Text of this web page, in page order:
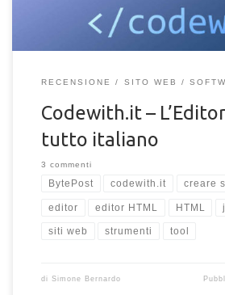
RECENSIONE SITO WEB
Codewith.it –
tutto italiano
3 commenti
BytePost codewith.it creare
editor editor HTML HTML
siti web strumenti tool
di Simone Bernardo